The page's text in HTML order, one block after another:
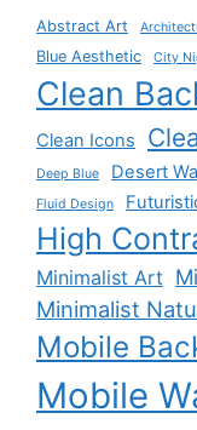
Abstract Art
Blue Aesthetic
City
Clean
Clean Icons
Deep Blue Desert
Fluid Design
High
Minimalist Art
Minimalist
Mobile
Mobile